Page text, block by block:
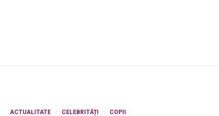
ACTUALITATE CELEBRITĂȚI COPII